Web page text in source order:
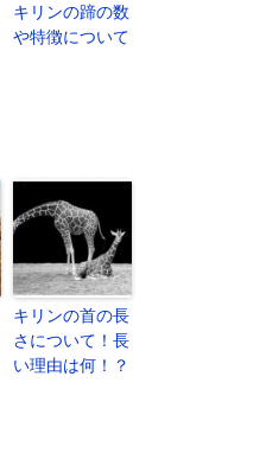
キリンの蹄の数
や特徴について
キリンの首の長
さについて！長
い理由は何！？